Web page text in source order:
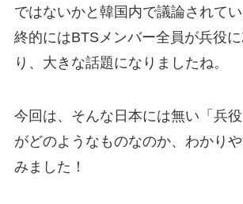
ではないかと韓国内で議論されて
終的にはBTSメンバー全員が兵役
り、大きな話題になりましたね。
今回は、そんな日本には無い「兵
がどのようなものなのか、わかり
みました！